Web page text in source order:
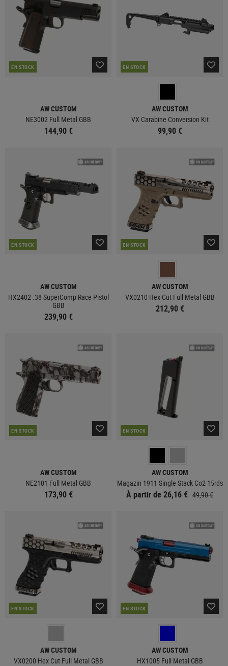
EN STOCK
AW CUSTOM
NE3002 Full Metal GBB
144,90 €
EN STOCK
AW CUSTOM
VX Carabine Conversion Kit
99,90 €
EN STOCK
AW CUSTOM
HX2402 .38 SuperComp Race Pistol
GBB
239,90 €
EN STOCK
AW CUSTOM
VX0210 Hex Cut Full Metal GBB
212,90 €
EN STOCK
AW CUSTOM
NE2101 Full Metal GBB
173,90 €
EN STOCK
AW CUSTOM
Magazin 1911 Single Stack Co2 15rds
À partir de 26,16 € 49,90 €
EN STOCK
AW CUSTOM
VX0200 Hex Cut Full Metal GBB
EN STOCK
AW CUSTOM
HX1005 Full Metal GBB